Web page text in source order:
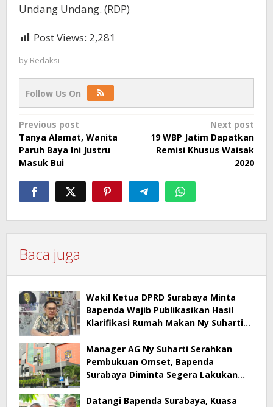
Undang Undang. (RDP)
Post Views: 2,281
by Redaksi
Follow Us On
Post
navigation
Previous post
Tanya Alamat, Wanita
Paruh Baya Ini Justru
Masuk Bui
Next post
19 WBP Jatim Dapatkan
Remisi Khusus Waisak
2020
Baca juga
Wakil Ketua DPRD Surabaya Minta
Bapenda Wajib Publikasikan Hasil
Klarifikasi Rumah Makan Ny Suharti
Manager AG Ny Suharti Serahkan
Pembukuan Omset, Bapenda
Surabaya Diminta Segera Lakukan
Datangi Bapenda Surabaya, Kuasa